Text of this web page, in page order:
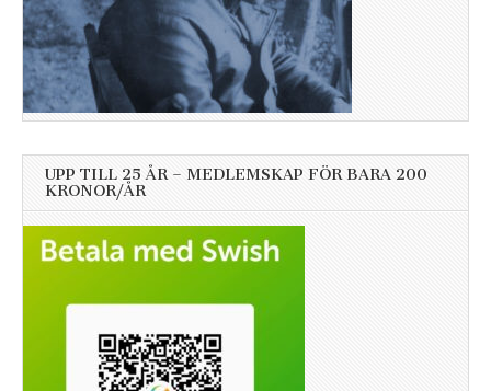
UPP TILL 25 ÅR – MEDLEMSKAP FÖR BARA 200
KRONOR/ÅR